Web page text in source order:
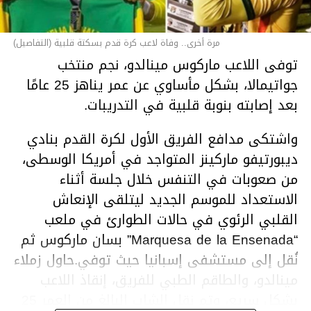
مرة أخرى.. وفاة لاعب كرة قدم بسكتة قلبية (التفاصيل)
توفى اللاعب ماركوس مينالدو، نجم منتخب
جواتيمالا، بشكل مأساوي عن عمر يناهز 25 عامًا
بعد إصابته بنوبة قلبية في التدريبات.
واشتكى مدافع الفريق الأول لكرة القدم بنادي
ديبورتيفو ماركينز المتواجد في أمريكا الوسطى،
من صعوبات في التنفس خلال جلسة أثناء
الاستعداد للموسم الجديد ليتلقى الإنعاش
القلبي الرئوي في حالات الطوارئ في ملعب
“Marquesa de la Ensenada” بسان ماركوس ثم
نُقل إلى مستشفى إسبانيا حيث توفي.حاول زملاء